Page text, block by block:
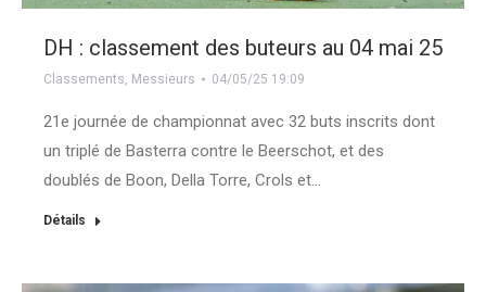
DH : classement des buteurs au 04 mai 25
Classements, Messieurs 04/05/25 19:09
21e journée de championnat avec 32 buts inscrits dont
un triplé de Basterra contre le Beerschot, et des
doublés de Boon, Della Torre, Crols et…
Détails